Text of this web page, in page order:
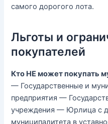
самого дорогого лота.
Льготы и
покупателей
Кто НЕ может покупать
— Государственные и
предприятия —
учреждения — Юрлица с
муниципалитета в